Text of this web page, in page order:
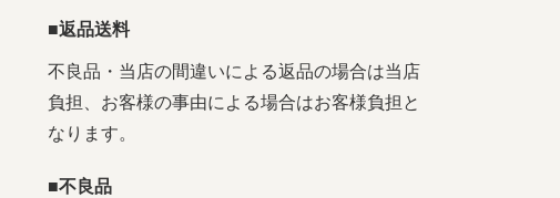
■返品送料
不良品・当店の間違いによる返品の場合は当店
負担、お客様の事由による場合はお客様負担と
なります。
■不良品